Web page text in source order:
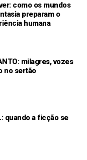
como os mundos
preparam o
humana
milagres, vozes
no sertão
quando a ficção se